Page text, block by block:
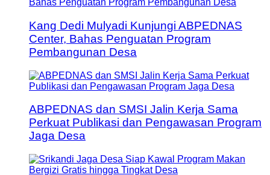
Kang Dedi Mulyadi Kunjungi ABPEDNAS
Center, Bahas Penguatan Program
Pembangunan Desa
ABPEDNAS dan SMSI Jalin Kerja Sama
Perkuat Publikasi dan Pengawasan Program
Jaga Desa